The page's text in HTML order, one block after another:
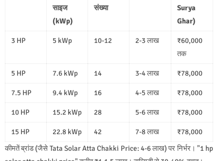
साइज
(kWp)
संख्या
Surya
Ghar)
3 HP 5 kWp 10-12 2-3 लाख
₹60,000
तक
5 HP 7.6 kWp 14 3-4 लाख ₹78,000
7.5 HP 9.4 kWp 16 4-5 लाख ₹78,000
10 HP 15.2 kWp 28 5-6 लाख ₹78,000
15 HP 22.8 kWp 42 7-8 लाख
₹78,000
कीमतें ब्रांड (जैसे Tata Solar Atta Chakki Price: 4-6 लाख) पर निर्भर। "1 hp